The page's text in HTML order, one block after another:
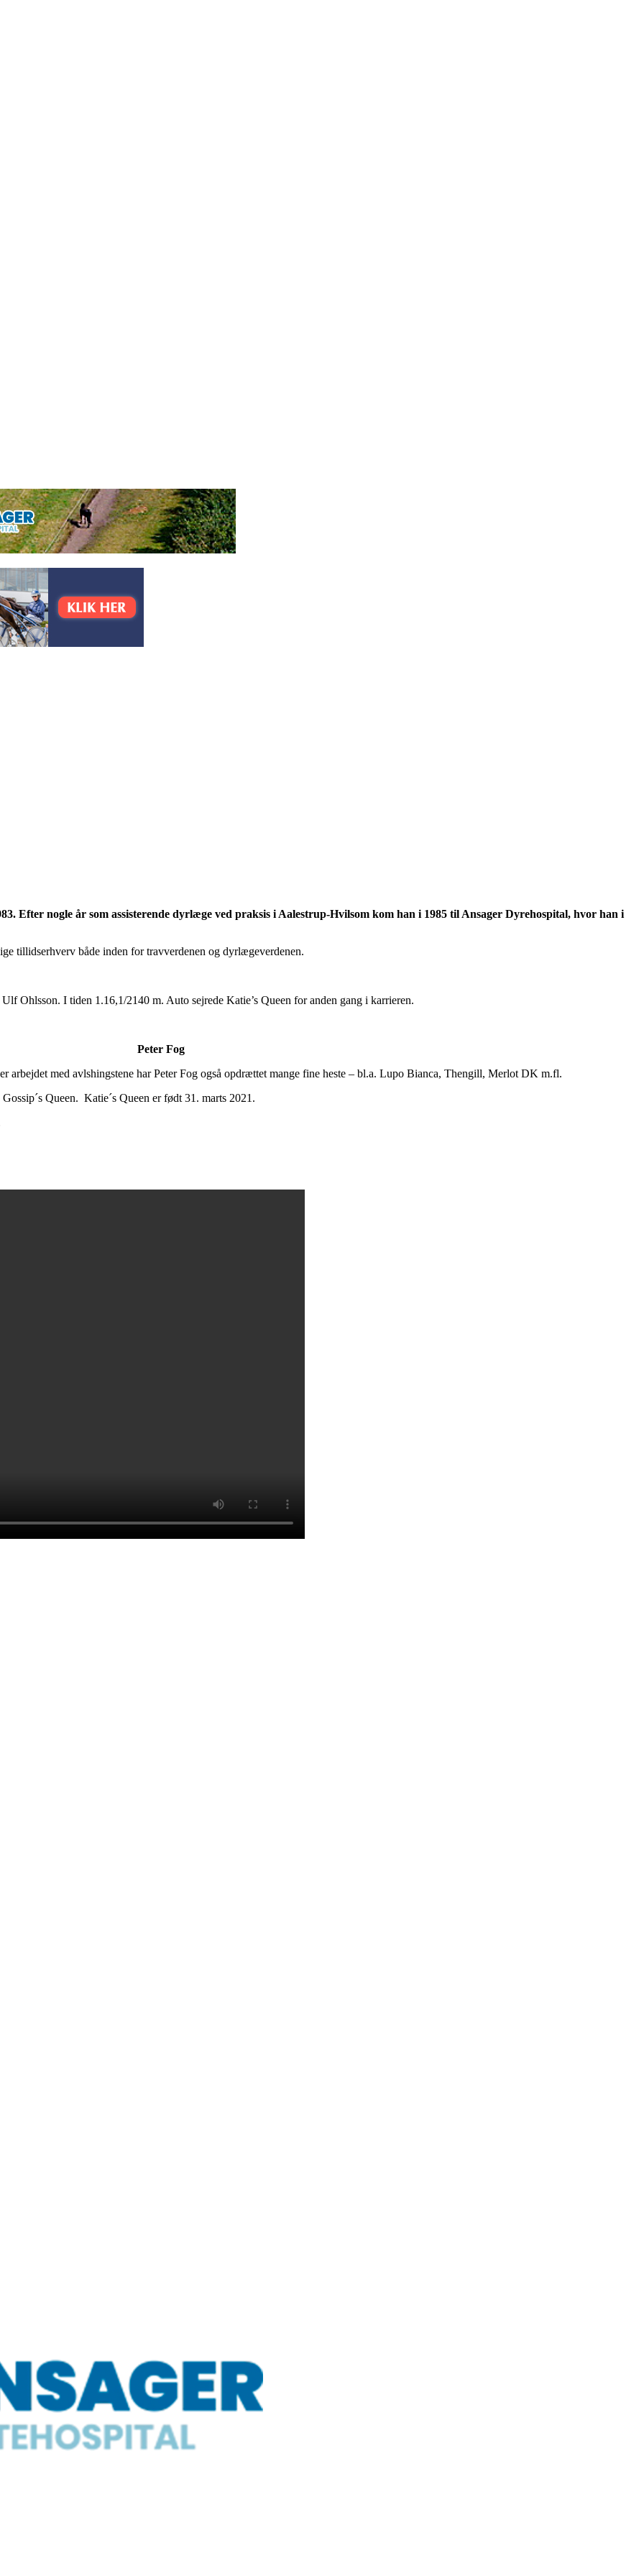
Efter nogle år som assisterende dyrlæge ved praksis i Aalestrup-Hvilsom kom han i 1985 til Ansager Dyrehospital, hvor han i
tillidserhverv både inden for travverdenen og dyrlægeverdenen.
Ohlsson. I tiden 1.16,1/2140 m. Auto sejrede Katie’s Queen for anden gang i karrieren.
Peter Fog
med avlshingstene har Peter Fog også opdrættet mange fine heste – bl.a. Lupo Bianca, Thengill, Merlot DK m.fl.
Queen. Katie´s Queen er født 31. marts 2021.